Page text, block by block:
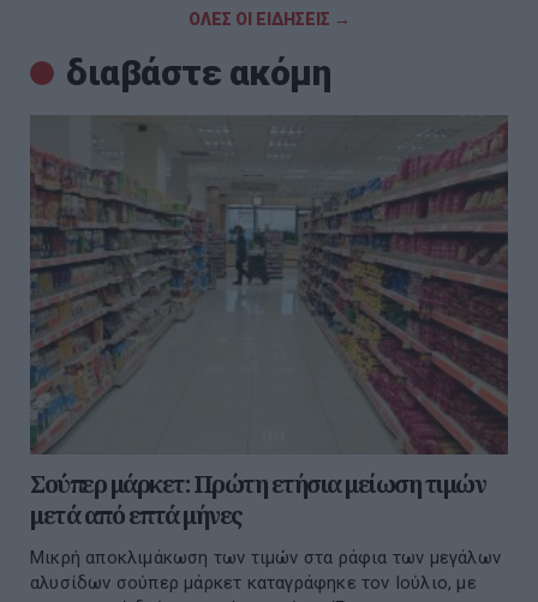
ΟΛΕΣ ΟΙ ΕΙΔΗΣΕΙΣ →
διαβάστε ακόμη
Σούπερ μάρκετ: Πρώτη ετήσια μείωση τιμών
μετά από επτά μήνες
Μικρή αποκλιμάκωση των τιμών στα ράφια των μεγάλων
αλυσίδων σούπερ μάρκετ καταγράφηκε τον Ιούλιο, με